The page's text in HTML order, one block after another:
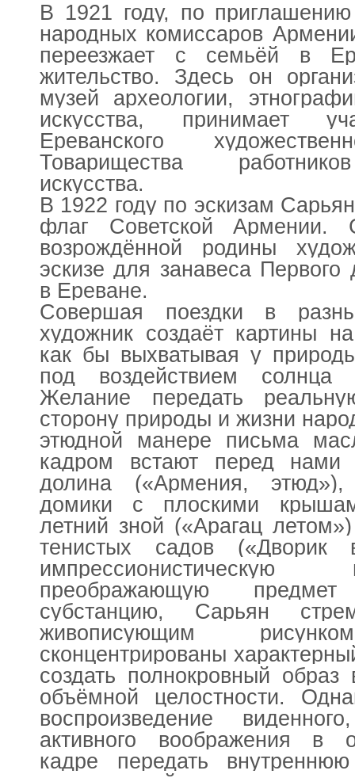
В 1921 году, по
народных комиссаров
переезжает с семьёй в
жительство. Здесь он
музей археологии,
искусства, принимает
Ереванского
Товарищества
искусства.
В 1922 году по эскизам
флаг Советской Армении.
возрождённой родины
эскизе для занавеса Первого
в Ереване.
Совершая поездки в
художник создаёт картины
как бы выхватывая у
под воздействием солнца
Желание передать
сторону природы и жизни
этюдной манере письма
кадром встают перед нами
долина («Армения, этюд»),
домики с плоскими
летний зной («Арагац
тенистых садов
преображающую
субстанцию, Сарьян
живописующим
сконцентрированы
создать полнокровный
объёмной целостности.
воспроизведение
активного воображения в
кадре передать